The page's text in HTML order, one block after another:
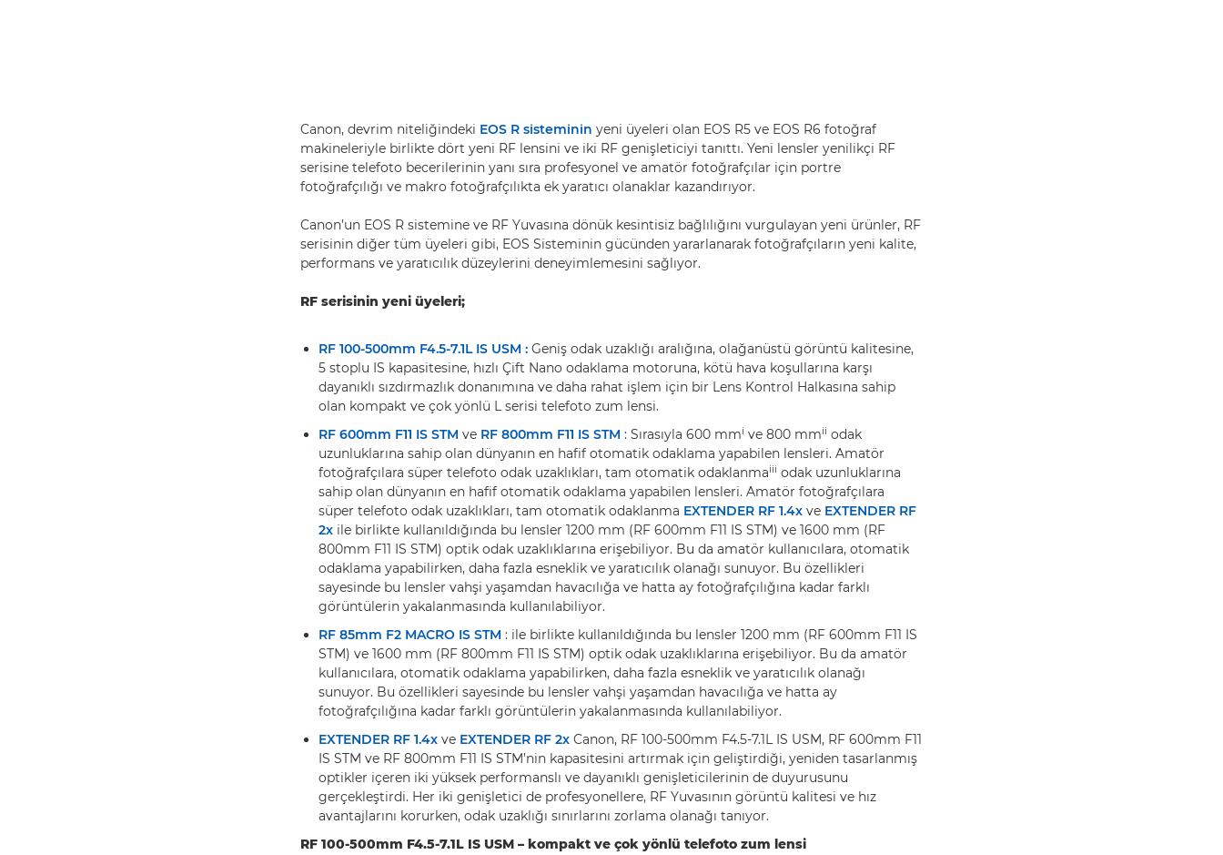
Canon, devrim niteliğindeki EOS R sisteminin yeni üyeleri olan EOS R5 ve EOS R6 fotoğraf
makineleriyle birlikte dört yeni RF lensini ve iki RF genişleticiyi tanıttı. Yeni lensler yenilikçi RF
serisine telefoto becerilerinin yanı sıra profesyonel ve amatör fotoğrafçılar için portre
fotoğrafçılığı ve makro fotoğrafçılıkta ek yaratıcı olanaklar kazandırıyor.
Canon’un EOS R sistemine ve RF Yuvasına dönük kesintisiz bağlılığını vurgulayan yeni ürünler, RF
serisinin diğer tüm üyeleri gibi, EOS Sisteminin gücünden yararlanarak fotoğrafçıların yeni kalite,
performans ve yaratıcılık düzeylerini deneyimlemesini sağlıyor.
RF serisinin yeni üyeleri;
RF 100-500mm F4.5-7.1L IS USM : Geniş odak uzaklığı aralığına, olağanüstü görüntü kalitesine,
5 stoplu IS kapasitesine, hızlı Çift Nano odaklama motoruna, kötü hava koşullarına karşı
dayanıklı sızdırmazlık donanımına ve daha rahat işlem için bir Lens Kontrol Halkasına sahip
olan kompakt ve çok yönlü L serisi telefoto zum lensi.
RF 600mm F11 IS STM ve RF 800mm F11 IS STM : Sırasıyla 600 mmi ve 800 mmii odak
uzunluklarına sahip olan dünyanın en hafif otomatik odaklama yapabilen lensleri. Amatör
fotoğrafçılara süper telefoto odak uzaklıkları, tam otomatik odaklanmaiii odak uzunluklarına
sahip olan dünyanın en hafif otomatik odaklama yapabilen lensleri. Amatör fotoğrafçılara
süper telefoto odak uzaklıkları, tam otomatik odaklanma EXTENDER RF 1.4x ve EXTENDER RF
2x ile birlikte kullanıldığında bu lensler 1200 mm (RF 600mm F11 IS STM) ve 1600 mm (RF
800mm F11 IS STM) optik odak uzaklıklarına erişebiliyor. Bu da amatör kullanıcılara, otomatik
odaklama yapabilirken, daha fazla esneklik ve yaratıcılık olanağı sunuyor. Bu özellikleri
sayesinde bu lensler vahşi yaşamdan havacılığa ve hatta ay fotoğrafçılığına kadar farklı
görüntülerin yakalanmasında kullanılabiliyor.
RF 85mm F2 MACRO IS STM : ile birlikte kullanıldığında bu lensler 1200 mm (RF 600mm F11 IS
STM) ve 1600 mm (RF 800mm F11 IS STM) optik odak uzaklıklarına erişebiliyor. Bu da amatör
kullanıcılara, otomatik odaklama yapabilirken, daha fazla esneklik ve yaratıcılık olanağı
sunuyor. Bu özellikleri sayesinde bu lensler vahşi yaşamdan havacılığa ve hatta ay
fotoğrafçılığına kadar farklı görüntülerin yakalanmasında kullanılabiliyor.
EXTENDER RF 1.4x ve EXTENDER RF 2x Canon, RF 100-500mm F4.5-7.1L IS USM, RF 600mm F11
IS STM ve RF 800mm F11 IS STM’nin kapasitesini artırmak için geliştirdiği, yeniden tasarlanmış
optikler içeren iki yüksek performanslı ve dayanıklı genişleticilerinin de duyurusunu
gerçekleştirdi. Her iki genişletici de profesyonellere, RF Yuvasının görüntü kalitesi ve hız
avantajlarını korurken, odak uzaklığı sınırlarını zorlama olanağı tanıyor.
RF 100-500mm F4.5-7.1L IS USM – kompakt ve çok yönlü telefoto zum lensi